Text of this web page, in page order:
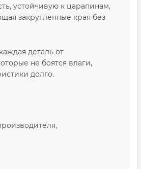
устойчивую к царапинам,
закругленные края без
деталь от
не боятся влаги,
долго.